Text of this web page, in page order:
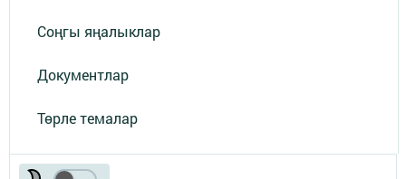
Соңгы яңалыклар
Документлар
Төрле темалар